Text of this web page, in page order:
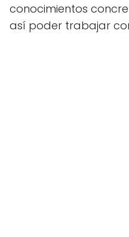
conocimientos
así poder trabajar